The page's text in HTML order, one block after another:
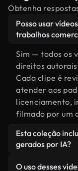
Obtenha
Posso usar
trabalhos
Sim — todos os
direitos
Cada clipe é
atender aos
licenciamento,
filmado por um
Esta coleção
gerados por IA?
O uso desses